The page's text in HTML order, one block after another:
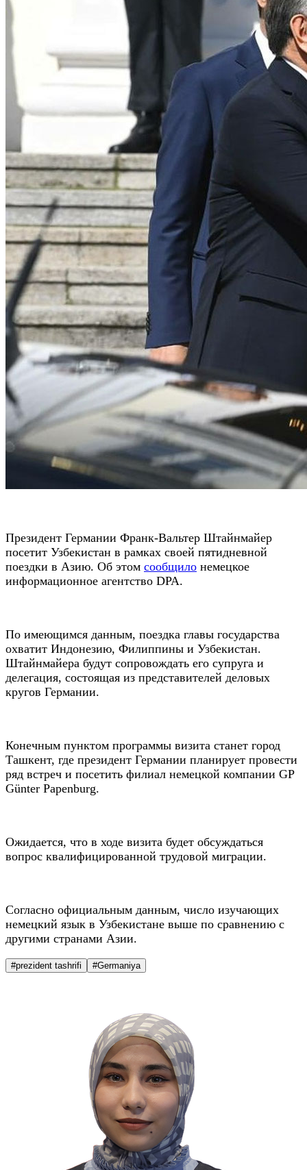
Президент Германии Франк-Вальтер Штайнмайер
посетит Узбекистан в рамках своей пятидневной
поездки в Азию. Об этом сообщило немецкое
информационное агентство DPA.
По имеющимся данным, поездка главы государства
охватит Индонезию, Филиппины и Узбекистан.
Штайнмайера будут сопровождать его супруга и
делегация, состоящая из представителей деловых
кругов Германии.
Конечным пунктом программы визита станет город
Ташкент, где президент Германии планирует провести
ряд встреч и посетить филиал немецкой компании GP
Günter Papenburg.
Ожидается, что в ходе визита будет обсуждаться
вопрос квалифицированной трудовой миграции.
Согласно официальным данным, число изучающих
немецкий язык в Узбекистане выше по сравнению с
другими странами Азии.
#prezident tashrifi #Germaniya